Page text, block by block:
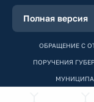
Полная версия
ОБРАЩЕНИЕ С
ПОРУЧЕНИЯ